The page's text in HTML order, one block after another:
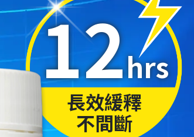
12hrs
長效緩釋
不間斷